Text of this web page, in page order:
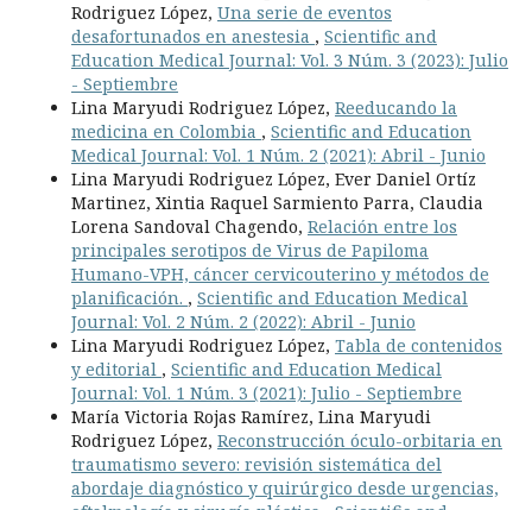
Rodriguez López, Una serie de eventos
desafortunados en anestesia , Scientific and
Education Medical Journal: Vol. 3 Núm. 3 (2023): Julio
- Septiembre
Lina Maryudi Rodriguez López, Reeducando la
medicina en Colombia , Scientific and Education
Medical Journal: Vol. 1 Núm. 2 (2021): Abril - Junio
Lina Maryudi Rodriguez López, Ever Daniel Ortíz
Martinez, Xintia Raquel Sarmiento Parra, Claudia
Lorena Sandoval Chagendo, Relación entre los
principales serotipos de Virus de Papiloma
Humano-VPH, cáncer cervicouterino y métodos de
planificación. , Scientific and Education Medical
Journal: Vol. 2 Núm. 2 (2022): Abril - Junio
Lina Maryudi Rodriguez López, Tabla de contenidos
y editorial , Scientific and Education Medical
Journal: Vol. 1 Núm. 3 (2021): Julio - Septiembre
María Victoria Rojas Ramírez, Lina Maryudi
Rodriguez López, Reconstrucción óculo-orbitaria en
traumatismo severo: revisión sistemática del
abordaje diagnóstico y quirúrgico desde urgencias,